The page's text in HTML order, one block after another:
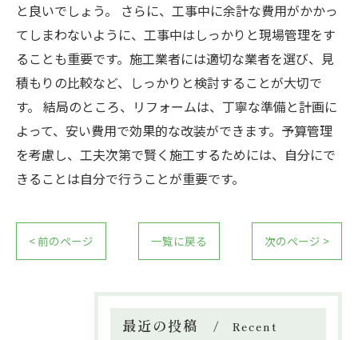
と良いでしょう。 さらに、工事中に余計な費用がかかっ
てしまわないように、工事中はしっかりと現場管理をす
ることも重要です。施工業者には適切な業者を選び、見
積もりの比較など、しっかりと検討することが大切で
す。 結局のところ、リフォームは、丁寧な準備と計画に
よって、安い費用で効果的な改装ができます。予算管理
を考慮し、工夫次第で賢く施工するためには、自分にで
きることは自分で行うことが重要です。
< 前のページ 一覧に戻る 次のページ >
最近の投稿
Recent